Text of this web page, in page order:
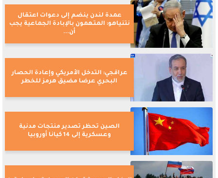
عمدة لندن ينضم إلى دعوات اعتقال
نتنياهو: المتهمون بالإبادة الجماعية يجب
أن...
عراقجي: التدخل الأمريكي وإعادة الحصار
البحري عرضا مضيق هرمز للخطر
الصين تحظر تصدير منتجات مدنية
وعسكرية إلى 14 كيانا أوروبيا